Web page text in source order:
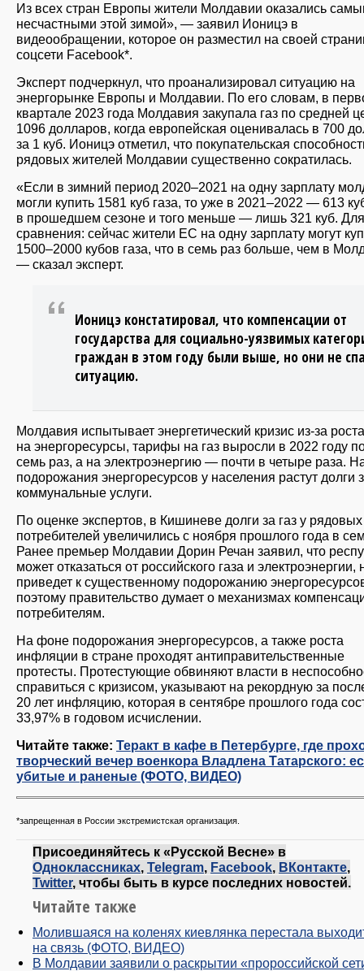
Из всех стран Европы жители Молдавии оказались
несчастными этой зимой», — заявил Ионицэ в
видеообращении, которое он разместил на своей
соцсети Facebook*.
Эксперт подчеркнул, что проанализировал ситуацию на
энергорынке Европы и Молдавии. По его словам, в
квартале 2023 года Молдавия закупала газ по средней
1096 долларов, когда европейская оценивалась в 700
за 1 куб. Ионицэ отметил, что покупательская
рядовых жителей Молдавии существенно сократилась.
«Если в зимний период 2020–2021 на одну зарплату
могли купить 1581 куб газа, то уже в 2021–2022 — 613
в прошедшем сезоне и того меньше — лишь 321 куб. Для
сравнения: сейчас жители ЕС на одну зарплату могут
1500–2000 кубов газа, что в семь раз больше, чем в
— сказал эксперт.
Ионицэ констатировал, что компенсации от
государства для социально-уязвимых
граждан в этом году были выше, но они не
ситуацию.
Молдавия испытывает энергетический кризис из-за
на энергоресурсы, тарифы на газ выросли в 2022 году
семь раз, а на электроэнергию — почти в четыре раза.
подорожания энергоресурсов у населения растут долги
коммунальные услуги.
По оценке экспертов, в Кишиневе долги за газ у рядовых
потребителей увеличились с ноября прошлого года в
Ранее премьер Молдавии Дорин Речан заявил, что
может отказаться от российского газа и электроэнергии,
приведет к существенному подорожанию
поэтому правительство думает о механизмах
потребителям.
На фоне подорожания энергоресурсов, а также роста
инфляции в стране проходят антиправительственные
протесты. Протестующие обвиняют власти в
справиться с кризисом, указывают на рекордную за
20 лет инфляцию, которая в сентябре прошлого года
33,97% в годовом исчислении.
Читайте также: Теракт в кафе в Петербурге, где
творческий вечер военкора Владлена Татарского:
убитые и раненые (ФОТО, ВИДЕО)
*запрещенная в России экстремистская организация.
Присоединяйтесь к «Русской Весне» в
Одноклассниках, Telegram, Facebook, ВКонтакте,
Twitter, чтобы быть в курсе последних новостей.
Читайте также
Молившаяся на коленях киевлянка перестала
на связь (ФОТО, ВИДЕО)
В Молдавии заявили о раскрытии «пророссийской